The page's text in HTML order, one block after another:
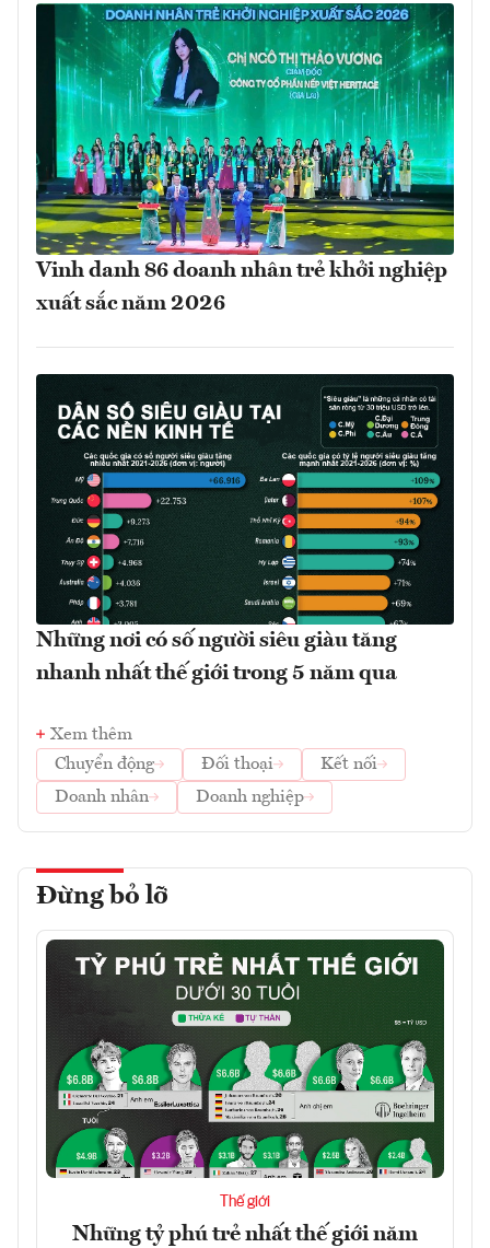
Vinh danh 86 doanh nhân trẻ khởi nghiệp
xuất sắc năm 2026
Những nơi có số người siêu giàu tăng
nhanh nhất thế giới trong 5 năm qua
Xem thêm
Chuyển động
Đối thoại
Kết nối
Doanh nhân
Doanh nghiệp
Đừng bỏ lỡ
Thế giới
Những tỷ phú trẻ nhất thế giới năm